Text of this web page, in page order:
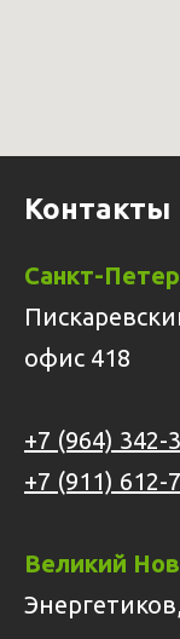
Контакты
Санкт-
офис 418
+7 (964) 342-
+7 (911) 612-
Великий